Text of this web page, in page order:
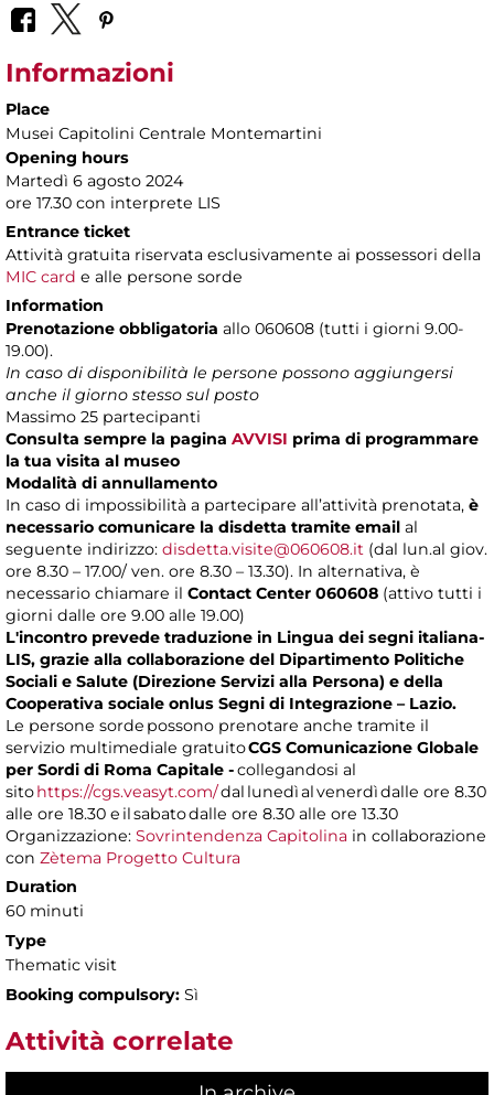
Informazioni
Place
Musei Capitolini Centrale Montemartini
Opening hours
Martedì 6 agosto 2024
ore 17.30 con interprete LIS
Entrance ticket
Attività gratuita riservata esclusivamente ai possessori della
MIC card e alle persone sorde
Information
Prenotazione obbligatoria allo 060608 (tutti i giorni 9.00-
19.00).
In caso di disponibilità le persone possono aggiungersi
anche il giorno stesso sul posto
Massimo 25 partecipanti
Consulta sempre la pagina AVVISI prima di programmare
la tua visita al museo
Modalità di annullamento
In caso di impossibilità a partecipare all’attività prenotata, è
necessario comunicare la disdetta tramite email al
seguente indirizzo: disdetta.visite@060608.it (dal lun.al giov.
ore 8.30 – 17.00/ ven. ore 8.30 – 13.30). In alternativa, è
necessario chiamare il Contact Center 060608 (attivo tutti i
giorni dalle ore 9.00 alle 19.00)
L'incontro prevede traduzione in Lingua dei segni italiana-
LIS, grazie alla collaborazione del Dipartimento Politiche
Sociali e Salute (Direzione Servizi alla Persona) e della
Cooperativa sociale onlus Segni di Integrazione – Lazio.
Le persone sorde possono prenotare anche tramite il
servizio multimediale gratuitoCGS Comunicazione Globale
per Sordi di Roma Capitale -collegandosi al
sitohttps://cgs.veasyt.com/dal lunedì al venerdì dalle ore 8.30
alle ore 18.30 e il sabato dalle ore 8.30 alle ore 13.30
Organizzazione: Sovrintendenza Capitolina in collaborazione
con Zètema Progetto Cultura
Duration
60 minuti
Type
Thematic visit
Booking compulsory: Sì
Attività correlate